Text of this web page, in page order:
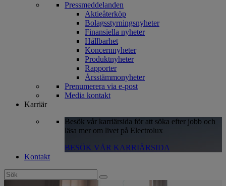
Pressmeddelanden
Aktieåterköp
Bolagsstyrningsnyheter
Finansiella nyheter
Hållbarhet
Koncernnyheter
Produktnyheter
Rapporter
Årsstämmonyheter
Prenumerera via e-post
Media kontakt
Karriär
Besök vår karriärsida för att söka efter jobb och
läsa mer om livet på Electrolux
BESÖK VÅR KARRIÄRSIDA
Kontakt
Search
for: